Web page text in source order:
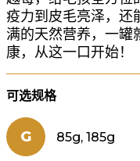
疫力到皮毛亮泽，还
满的天然营养，一罐
康，从这一口开始！
可选规格
G 85g, 185g